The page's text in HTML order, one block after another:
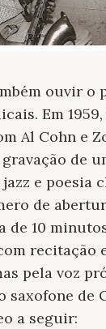
ouvir o
Em
Al Cohn e
de
e poesia
de
de 10
recitação
pela voz
saxofone de
a seguir: